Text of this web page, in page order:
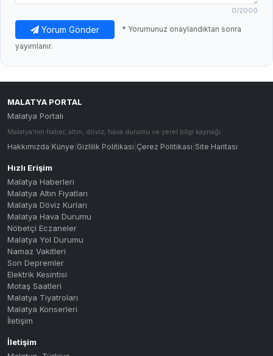
0/2000
Yorum Gönder
* Yorumunuz onaylandıktan sonra
yayımlanır.
MALATYA PORTAL
Malatya Portalı
Malatya'nın haber, altın, döviz, hava durumu ve yerel bilgi kaynağı.
Hakkımızda Künye Gizlilik Politikası Çerez Politikası Site Haritası
Hızlı Erişim
Malatya Haberleri
Malatya Altın Fiyatları
Malatya Döviz Kurları
Malatya Hava Durumu
Nöbetçi Eczaneler
Malatya Yol Durumu
Namaz Vakitleri
Son Depremler
Elektrik Kesintisi
Motaş Saatleri
Malatya Tiyatroları
Malatya Konserleri
İletişim
İletişim